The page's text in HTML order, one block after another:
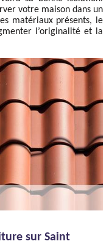
votre maison dans un
matériaux présents, le
l’originalité et la
sur Saint